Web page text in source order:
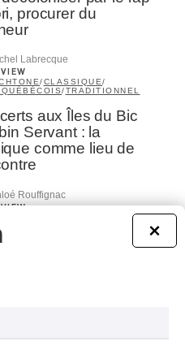
procurer du
Labrecque
/CLASSIQUE/
/TRADITIONNEL
aux Îles du Bic
Servant : la
comme lieu de
Rouffignac
Forget 2026
éternel et éternelles
×